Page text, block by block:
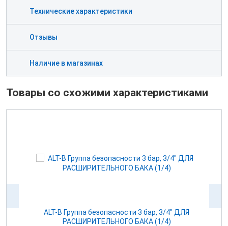
Технические характеристики
Отзывы
Наличие в магазинах
Товары со схожими характеристиками
ALT-B Группа безопасности 3 бар, 3/4" ДЛЯ
РАСШИРИТЕЛЬНОГО БАКА (1/4)